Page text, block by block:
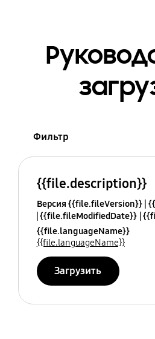
Фильтр
{{file.description}}
Версия {{file.fileVersion}}
{{file.fileModifiedDate}}
{{file.languageName}}
{{file.languageName}}
Загрузить